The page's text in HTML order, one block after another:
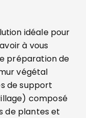
idéale pour
à vous
préparation de
végétal
de support
composé
de plantes et